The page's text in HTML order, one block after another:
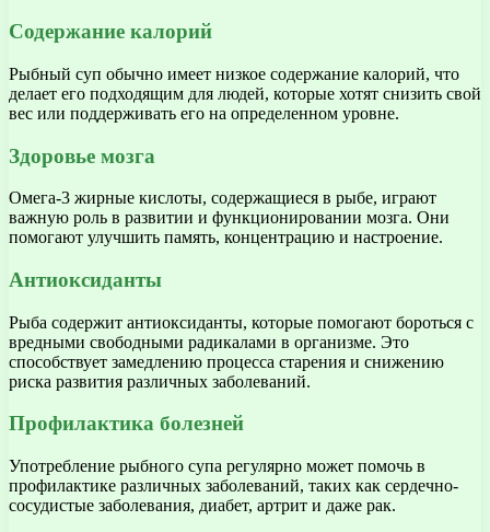
Содержание калорий
Рыбный суп обычно имеет низкое содержание калорий, что
делает его подходящим для людей, которые хотят снизить свой
вес или поддерживать его на определенном уровне.
Здоровье мозга
Омега-3 жирные кислоты, содержащиеся в рыбе, играют
важную роль в развитии и функционировании мозга. Они
помогают улучшить память, концентрацию и настроение.
Антиоксиданты
Рыба содержит антиоксиданты, которые помогают бороться с
вредными свободными радикалами в организме. Это
способствует замедлению процесса старения и снижению
риска развития различных заболеваний.
Профилактика болезней
Употребление рыбного супа регулярно может помочь в
профилактике различных заболеваний, таких как сердечно-
сосудистые заболевания, диабет, артрит и даже рак.